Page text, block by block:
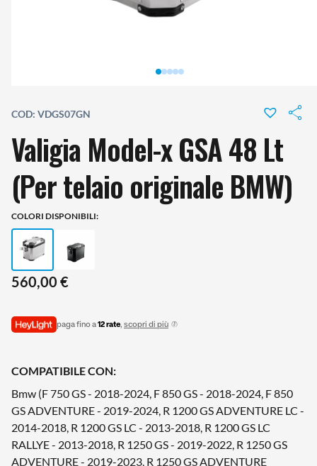
COD: VDGS07GN
Valigia Model-x GSA 48 Lt
(Per telaio originale BMW)
COLORI DISPONIBILI:
560,00 €
paga fino a12 rate, scopri di più
COMPATIBILE CON:
Bmw (F 750 GS - 2018-2024, F 850 GS - 2018-2024, F 850
GS ADVENTURE - 2019-2024, R 1200 GS ADVENTURE LC -
2014-2018, R 1200 GS LC - 2013-2018, R 1200 GS LC
RALLYE - 2013-2018, R 1250 GS - 2019-2022, R 1250 GS
ADVENTURE - 2019-2023, R 1250 GS ADVENTURE